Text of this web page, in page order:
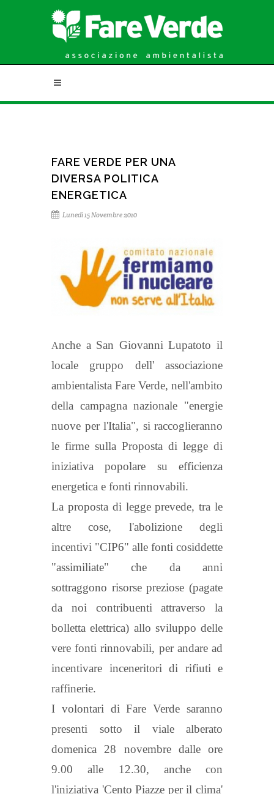
FARE VERDE PER UNA
DIVERSA POLITICA
ENERGETICA
Lunedì 15 Novembre 2010
Anche a San Giovanni Lupatoto il
locale gruppo dell' associazione
ambientalista Fare Verde, nell'ambito
della campagna nazionale "energie
nuove per l'Italia", si raccoglieranno
le firme sulla Proposta di legge di
iniziativa popolare su efficienza
energetica e fonti rinnovabili.
La proposta di legge prevede, tra le
altre cose, l'abolizione degli
incentivi "CIP6" alle fonti cosiddette
"assimiliate" che da anni
sottraggono risorse preziose (pagate
da noi contribuenti attraverso la
bolletta elettrica) allo sviluppo delle
vere fonti rinnovabili, per andare ad
incentivare inceneritori di rifiuti e
raffinerie.
I volontari di Fare Verde saranno
presenti sotto il viale alberato
domenica 28 novembre dalle ore
9.00 alle 12.30, anche con
l'iniziativa 'Cento Piazze per il clima'